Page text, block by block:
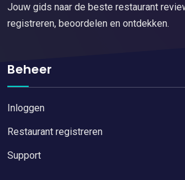
Jouw gids naar de beste restaurant
registreren, beoordelen en ontdekken.
Beheer
Inloggen
Restaurant registreren
Support